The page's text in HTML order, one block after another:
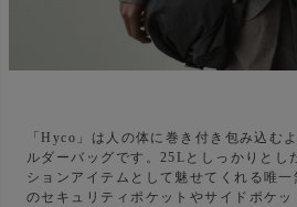
「Hyco」は人の体に巻き付き包み込む
ルダーバッグです。25Lとしっかりとし
ションアイテムとして魅せてくれる唯
のセキュリティポケットやサイドポケ